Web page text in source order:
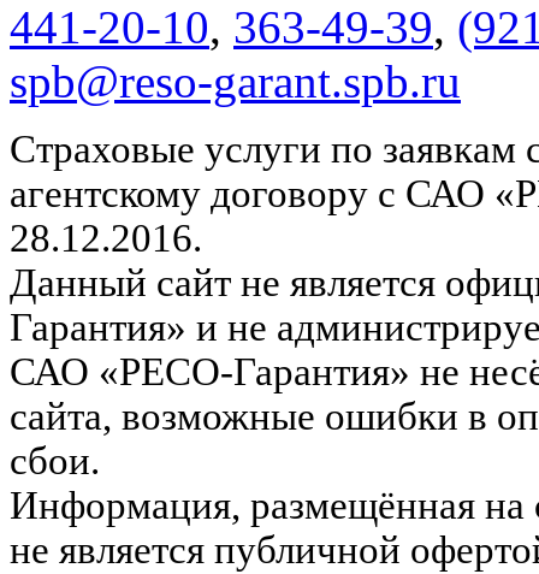
441-20-10, 363-49-39,
spb@reso-garant.spb.ru
Страховые услуги по заявкам
агентскому договору с САО
28.12.2016.
Данный сайт не является
Гарантия» и не
САО «РЕСО-Гарантия» не
сайта, возможные ошибки в
сбои.
Информация, размещённая на
не является публичной